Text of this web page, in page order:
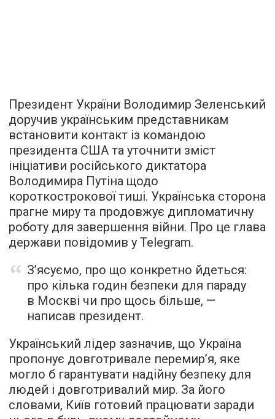
Президент України Володимир Зеленський
доручив українським представникам
встановити контакт із командою
президента США та уточнити зміст
ініціативи російського диктатора
Володимира Путіна щодо
короткострокової тиші. Українська сторона
прагне миру та продовжує дипломатичну
роботу для завершення війни. Про це глава
держави повідомив у Telegram.
З’ясуємо, про що конкретно йдеться:
про кілька годин безпеки для параду
в Москві чи про щось більше, —
написав президент.
Український лідер зазначив, що Україна
пропонує довготривале перемир’я, яке
могло б гарантувати надійну безпеку для
людей і довготривалий мир. За його
словами, Київ готовий працювати заради